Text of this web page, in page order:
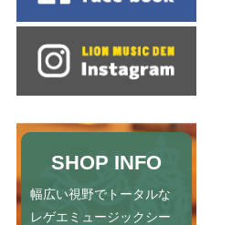
SHOP INFO
幅広い視野でトータルな
レゲエミュージックシー